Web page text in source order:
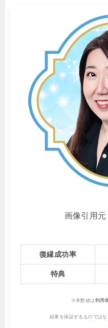
画像引用元
復縁成功率
特典
※本数値は 利用
結果を保証するものでは